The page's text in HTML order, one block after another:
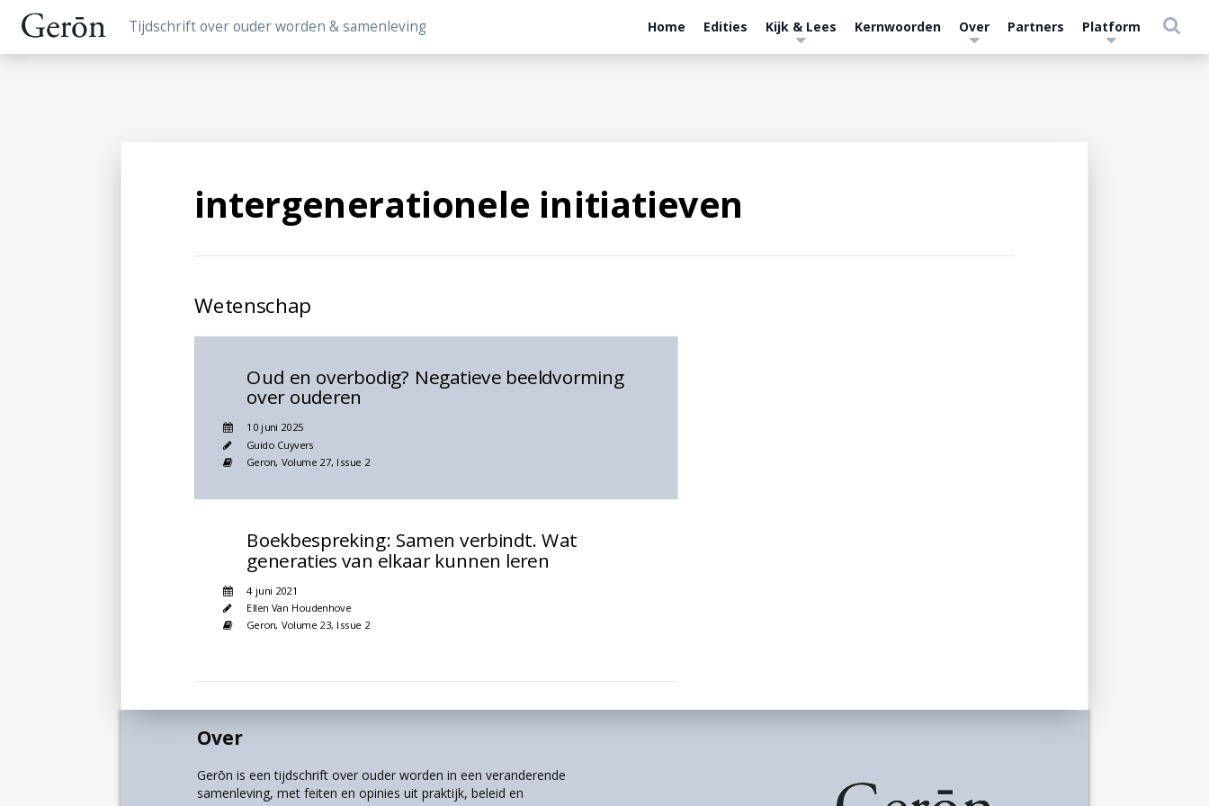
Tijdschrift over ouder worden & samenleving Home Edities Kijk & Lees Kernwoorden Over Partners Platform
intergenerationele initiatieven
Wetenschap
Oud en overbodig? Negatieve beeldvorming
over ouderen
10 juni 2025
Guido Cuyvers
Geron, Volume 27, Issue 2
Boekbespreking: Samen verbindt. Wat
generaties van elkaar kunnen leren
4 juni 2021
Ellen Van Houdenhove
Geron, Volume 23, Issue 2
Over
Gerōn is een tijdschrift over ouder worden in een veranderende
samenleving, met feiten en opinies uit praktijk, beleid en